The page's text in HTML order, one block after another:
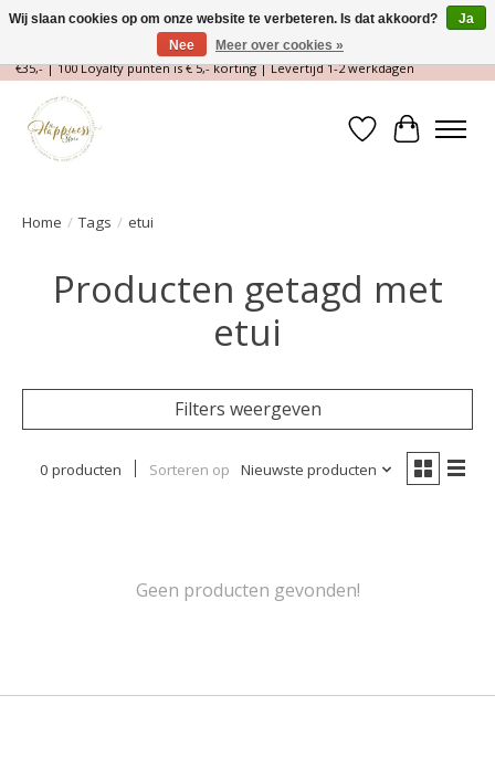
Magische Conceptstore, Edelstenen & Spirituele winkel | Gratis verzending >
€35,- | 100 Loyalty punten is € 5,- korting | Levertijd 1-2 werkdagen
Verlanglijst
Home / Tags / etui
Producten getagd met
etui
Filters weergeven
0 producten Sorteren op Nieuwste producten
Geen producten gevonden!
Wij slaan cookies op om onze website te verbeteren. Is dat akkoord?
Ja
Nee
Meer over cookies »